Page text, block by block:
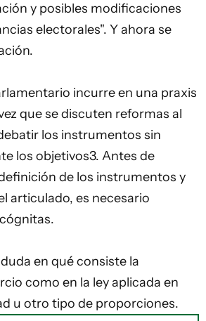
y posibles modificaciones
electorales". Y ahora se
incurre en una praxis
que se discuten reformas al
los instrumentos sin
los objetivos3. Antes de
de los instrumentos y
articulado, es necesario
en qué consiste la
como en la ley aplicada en
u otro tipo de proporciones.